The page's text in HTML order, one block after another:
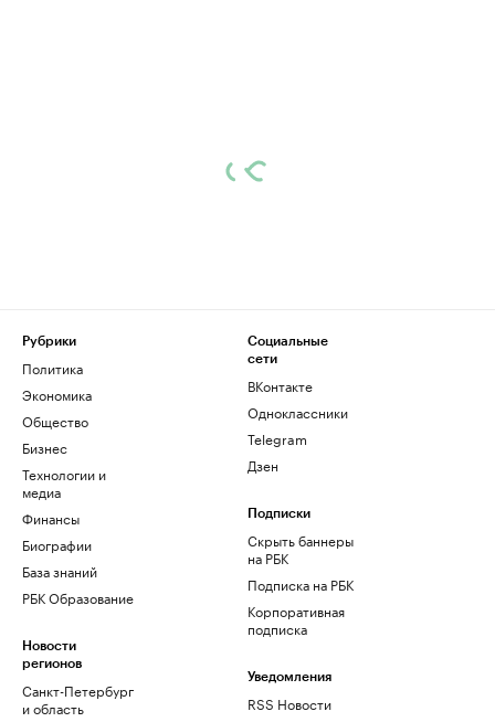
Рубрики
Политика
Экономика
Общество
Бизнес
Технологии и
медиа
Финансы
Биографии
База знаний
РБК Образование
Новости
регионов
Санкт-Петербург
и область
Социальные
сети
ВКонтакте
Одноклассники
Telegram
Дзен
Подписки
Скрыть баннеры
на РБК
Подписка на РБК
Корпоративная
подписка
Уведомления
RSS Новости